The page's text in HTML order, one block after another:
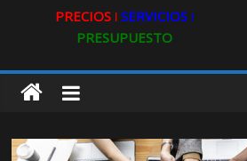
PRECIOS ǀ SERVICIOS ǀ
PRESUPUESTO